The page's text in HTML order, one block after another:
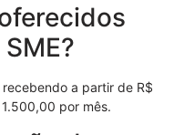
recebendo a partir de R$
por mês.